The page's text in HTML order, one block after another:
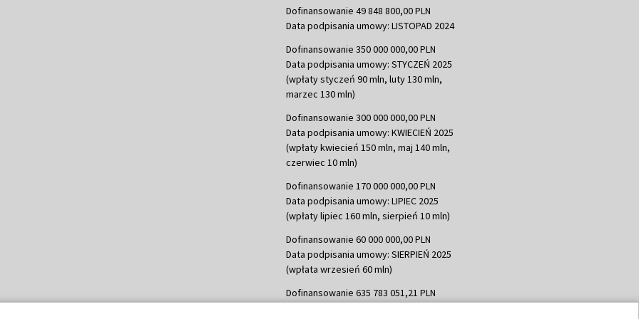
Dofinansowanie 49 848 800,00 PLN
Data podpisania umowy: LISTOPAD 2024
Dofinansowanie 350 000 000,00 PLN
Data podpisania umowy: STYCZEŃ 2025
(wpłaty styczeń 90 mln, luty 130 mln,
marzec 130 mln)
Dofinansowanie 300 000 000,00 PLN
Data podpisania umowy: KWIECIEŃ 2025
(wpłaty kwiecień 150 mln, maj 140 mln,
czerwiec 10 mln)
Dofinansowanie 170 000 000,00 PLN
Data podpisania umowy: LIPIEC 2025
(wpłaty lipiec 160 mln, sierpień 10 mln)
Dofinansowanie 60 000 000,00 PLN
Data podpisania umowy: SIERPIEŃ 2025
(wpłata wrzesień 60 mln)
Dofinansowanie 635 783 051,21 PLN